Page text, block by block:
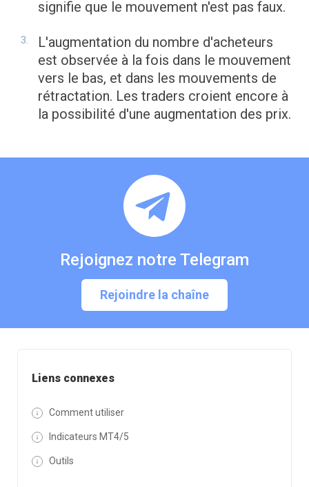
Liens connexes
Comment utiliser
Indicateurs MT4/5
Outils
signifie que le mouvement n'est pas faux.
L'augmentation du nombre d'acheteurs
est observée à la fois dans le mouvement
vers le bas, et dans les mouvements de
rétractation. Les traders croient encore à
la possibilité d'une augmentation des prix.
Rejoignez notre Telegram
Rejoindre la chaîne